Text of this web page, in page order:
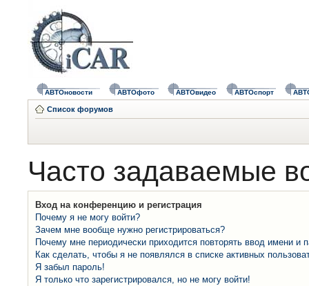
АВТОновости АВТОфото АВТОвидео АВТОспорт
Список форумов
Часто задаваемые
Вход на конференцию и регистрация
Почему я не могу войти?
Зачем мне вообще нужно регистрироваться?
Почему мне периодически приходится повторять ввод имени и
Как сделать, чтобы я не появлялся в списке активных
Я забыл пароль!
Я только что зарегистрировался, но не могу войти!